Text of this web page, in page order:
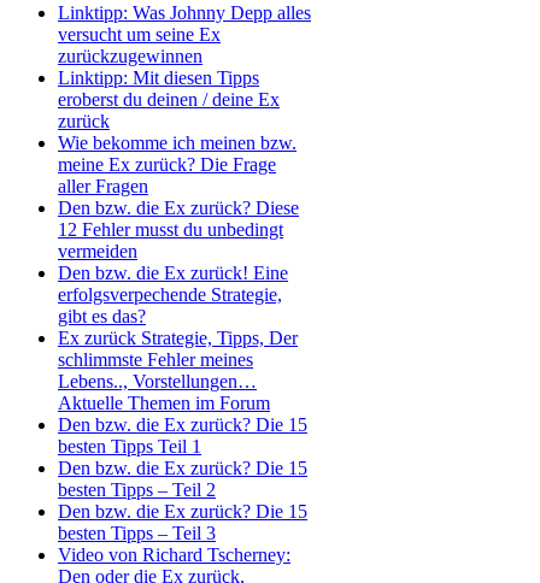
Linktipp: Was Johnny Depp alles
versucht um seine Ex
zurückzugewinnen
Linktipp: Mit diesen Tipps
eroberst du deinen / deine Ex
zurück
Wie bekomme ich meinen bzw.
meine Ex zurück? Die Frage
aller Fragen
Den bzw. die Ex zurück? Diese
12 Fehler musst du unbedingt
vermeiden
Den bzw. die Ex zurück! Eine
erfolgsverpechende Strategie,
gibt es das?
Ex zurück Strategie, Tipps, Der
schlimmste Fehler meines
Lebens.., Vorstellungen…
Aktuelle Themen im Forum
Den bzw. die Ex zurück? Die 15
besten Tipps Teil 1
Den bzw. die Ex zurück? Die 15
besten Tipps – Teil 2
Den bzw. die Ex zurück? Die 15
besten Tipps – Teil 3
Video von Richard Tscherney:
Den oder die Ex zurück,